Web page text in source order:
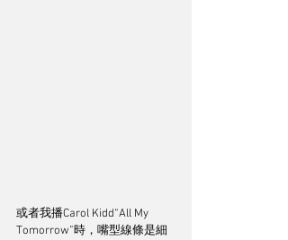
或者我播Carol Kidd“All My
Tomorrow”時，嘴型線條是細